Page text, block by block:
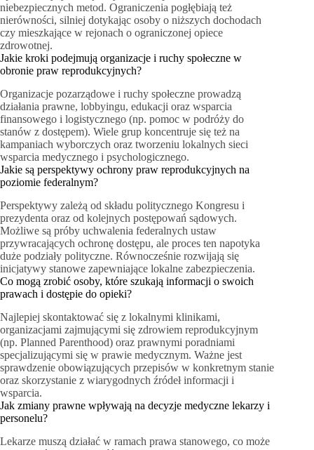
niebezpiecznych metod. Ograniczenia pogłębiają też
nierówności, silniej dotykając osoby o niższych dochodach
czy mieszkające w rejonach o ograniczonej opiece
zdrowotnej.
Jakie kroki podejmują organizacje i ruchy społeczne w
obronie praw reprodukcyjnych?
Organizacje pozarządowe i ruchy społeczne prowadzą
działania prawne, lobbyingu, edukacji oraz wsparcia
finansowego i logistycznego (np. pomoc w podróży do
stanów z dostępem). Wiele grup koncentruje się też na
kampaniach wyborczych oraz tworzeniu lokalnych sieci
wsparcia medycznego i psychologicznego.
Jakie są perspektywy ochrony praw reprodukcyjnych na
poziomie federalnym?
Perspektywy zależą od składu politycznego Kongresu i
prezydenta oraz od kolejnych postępowań sądowych.
Możliwe są próby uchwalenia federalnych ustaw
przywracających ochronę dostępu, ale proces ten napotyka
duże podziały polityczne. Równocześnie rozwijają się
inicjatywy stanowe zapewniające lokalne zabezpieczenia.
Co mogą zrobić osoby, które szukają informacji o swoich
prawach i dostępie do opieki?
Najlepiej skontaktować się z lokalnymi klinikami,
organizacjami zajmującymi się zdrowiem reprodukcyjnym
(np. Planned Parenthood) oraz prawnymi poradniami
specjalizującymi się w prawie medycznym. Ważne jest
sprawdzenie obowiązujących przepisów w konkretnym stanie
oraz skorzystanie z wiarygodnych źródeł informacji i
wsparcia.
Jak zmiany prawne wpływają na decyzje medyczne lekarzy i
personelu?
Lekarze muszą działać w ramach prawa stanowego, co może